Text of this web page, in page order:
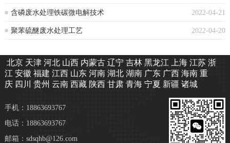
2022-04-21
含磷废水处理铁碳微电解技术
2022-04-20
聚苯硫醚废水处理工艺
北京天津河北山西内蒙古辽宁 吉林黑龙江 上海江苏浙
江 安徽 福建 江西山东河南湖北湖南广东广西海南重
庆四川 贵州 云南西藏陕西甘肃青海宁夏 新疆 诸城
手机：18863693767
电话：18863693767
邮箱：sdsqhb@126.com